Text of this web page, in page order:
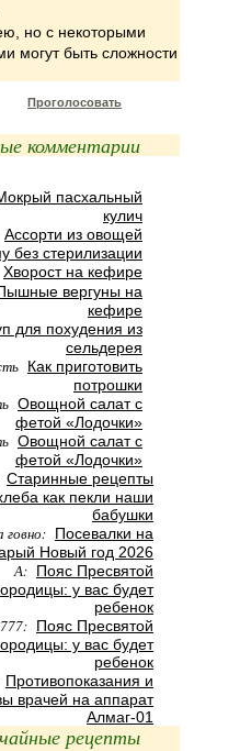
но с некоторыми
могут быть сложности
Проголосовать
комментарии
пасхальный
кулич
Ассорти из овощей
без стерилизации
Хворост на кефире
вергуны на
кефире
для похудения из
сельдерея
Как приготовить
потрошки
Овощной салат с
фетой «Лодочки»
Овощной салат с
фетой «Лодочки»
Старинные рецепты
как пекли наши
бабушки
говно: Посевалки на
Новый год 2026
А: Пояс Пресвятой
у вас будет
ребенок
777: Пояс Пресвятой
у вас будет
ребенок
Противопоказания и
врачей на аппарат
Алмаг-01
рецепты